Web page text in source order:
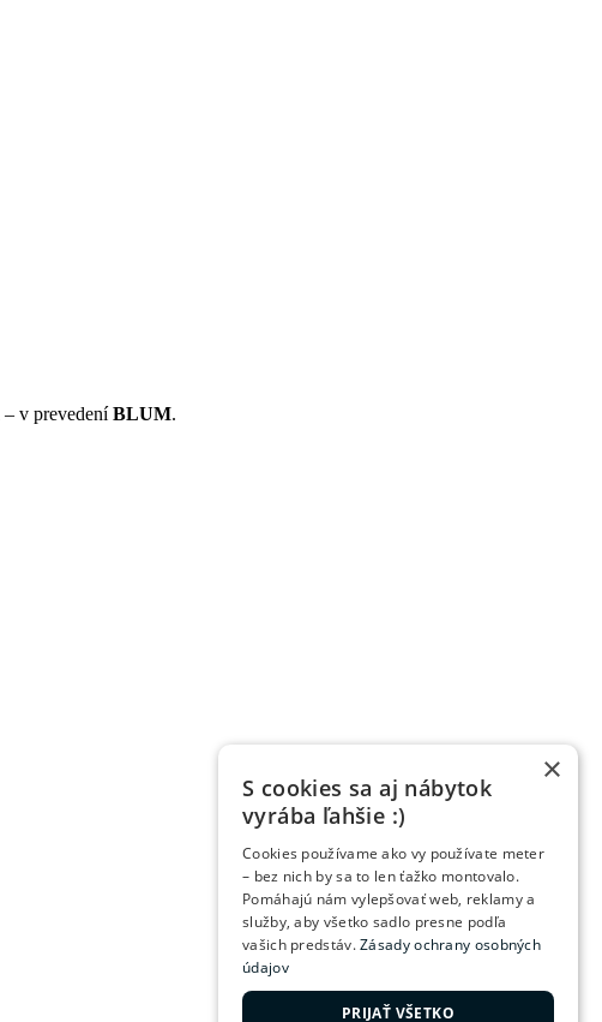
– v prevedeníBLUM.
×
S cookies sa aj nábytok
vyrába ľahšie :)
Cookies používame ako vy používate meter
– bez nich by sa to len ťažko montovalo.
Pomáhajú nám vylepšovať web, reklamy a
služby, aby všetko sadlo presne podľa
vašich predstáv.Zásady ochrany osobných
údajov
PRIJAŤ VŠETKO